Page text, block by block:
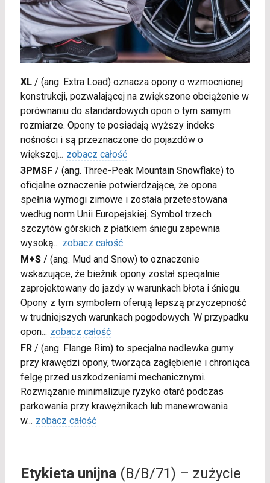
XL/ (ang. Extra Load) oznacza opony o wzmocnionej
konstrukcji, pozwalającej na zwiększone obciążenie w
porównaniu do standardowych opon o tym samym
rozmiarze. Opony te posiadają wyższy indeks
nośności i są przeznaczone do pojazdów o
większej... zobacz całość
3PMSF/ (ang. Three-Peak Mountain Snowflake) to
oficjalne oznaczenie potwierdzające, że opona
spełnia wymogi zimowe i została przetestowana
według norm Unii Europejskiej. Symbol trzech
szczytów górskich z płatkiem śniegu zapewnia
wysoką... zobacz całość
M+S/ (ang. Mud and Snow) to oznaczenie
wskazujące, że bieżnik opony został specjalnie
zaprojektowany do jazdy w warunkach błota i śniegu.
Opony z tym symbolem oferują lepszą przyczepność
w trudniejszych warunkach pogodowych. W przypadku
opon... zobacz całość
FR/ (ang. Flange Rim) to specjalna nadlewka gumy
przy krawędzi opony, tworząca zagłębienie i chroniąca
felgę przed uszkodzeniami mechanicznymi.
Rozwiązanie minimalizuje ryzyko otarć podczas
parkowania przy krawężnikach lub manewrowania
w... zobacz całość
Etykieta unijna(B/B/71) – zużycie